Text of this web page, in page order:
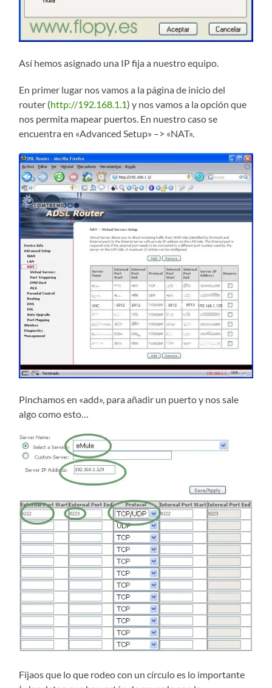
Así hemos asignado una IP fija a nuestro equipo.
En primer lugar nos vamos a la página de inicio del
router (http://192.168.1.1) y nos vamos a la opción que
nos permita mapear puertos. En nuestro caso se
encuentra en «Advanced Setup» –> «NAT».
Pinchamos en «add», para añadir un puerto y nos sale
algo como esto…
Fijaos que lo que rodeo con un círculo es lo importante